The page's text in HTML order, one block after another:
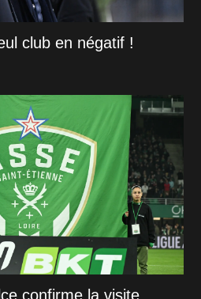
club en négatif !
confirme la visite